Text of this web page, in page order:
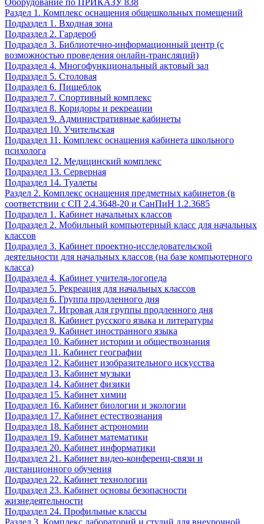
Оборудование по ПРИКАЗУ 838
Раздел 1. Комплекс оснащения общешкольных помещений
Подраздел 1. Входная зона
Подраздел 2. Гардероб
Подраздел 3. Библиотечно-информационный центр (с
возможностью проведения онлайн-трансляций)
Подраздел 4. Многофункциональный актовый зал
Подраздел 5. Столовая
Подраздел 6. Пищеблок
Подраздел 7. Спортивный комплекс
Подраздел 8. Коридоры и рекреации
Подраздел 9. Административные кабинеты
Подраздел 10. Учительская
Подраздел 11. Комплекс оснащения кабинета школьного
психолога
Подраздел 12. Медицинский комплекс
Подраздел 13. Серверная
Подраздел 14. Туалеты
Раздел 2. Комплекс оснащения предметных кабинетов (в
соответствии с СП 2.4.3648-20 и СанПиН 1.2.3685
Подраздел 1. Кабинет начальных классов
Подраздел 2. Мобильный компьютерный класс для начальных
классов
Подраздел 3. Кабинет проектно-исследовательской
деятельности для начальных классов (на базе компьютерного
класса)
Подраздел 4. Кабинет учителя-логопеда
Подраздел 5. Рекреация для начальных классов
Подраздел 6. Группа продленного дня
Подраздел 7. Игровая для группы продленного дня
Подраздел 8. Кабинет русского языка и литературы
Подраздел 9. Кабинет иностранного языка
Подраздел 10. Кабинет истории и обществознания
Подраздел 11. Кабинет географии
Подраздел 12. Кабинет изобразительного искусства
Подраздел 13. Кабинет музыки
Подраздел 14. Кабинет физики
Подраздел 15. Кабинет химии
Подраздел 16. Кабинет биологии и экологии
Подраздел 17. Кабинет естествознания
Подраздел 18. Кабинет астрономии
Подраздел 19. Кабинет математики
Подраздел 20. Кабинет информатики
Подраздел 21. Кабинет видео-конференц-связи и
дистанционного обучения
Подраздел 22. Кабинет технологии
Подраздел 23. Кабинет основы безопасности
жизнедеятельности
Подраздел 24. Профильные классы
Раздел 3. Комплекс лабораторий и студий для внеурочной